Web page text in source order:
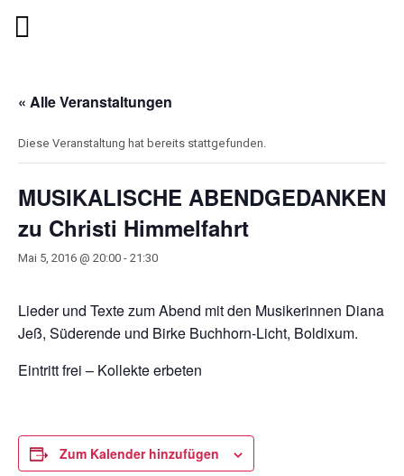
« Alle Veranstaltungen
Diese Veranstaltung hat bereits stattgefunden.
MUSIKALISCHE ABENDGEDANKEN
zu Christi Himmelfahrt
Mai 5, 2016 @ 20:00 - 21:30
Lieder und Texte zum Abend mit den Musikerinnen Diana
Jeß, Süderende und Birke Buchhorn-Licht, Boldixum.
Eintritt frei – Kollekte erbeten
Zum Kalender hinzufügen